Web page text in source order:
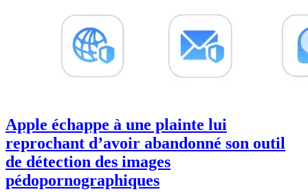
Apple échappe à une plainte lui
reprochant d’avoir abandonné son outil
de détection des images
pédopornographiques